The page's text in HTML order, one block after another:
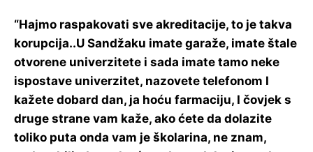
“Hajmo raspakovati sve akreditacije, to je takva
korupcija..U Sandžaku imate garaže, imate štale
otvorene univerzitete i sada imate tamo neke
ispostave univerzitet, nazovete telefonom I
kažete dobard dan, ja hoću farmaciju, I čovjek s
druge strane vam kaže, ako ćete da dolazite
toliko puta onda vam je školarina, ne znam,